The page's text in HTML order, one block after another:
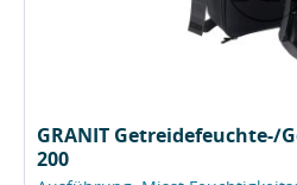
GRANIT Getreidefeuchte-/
200